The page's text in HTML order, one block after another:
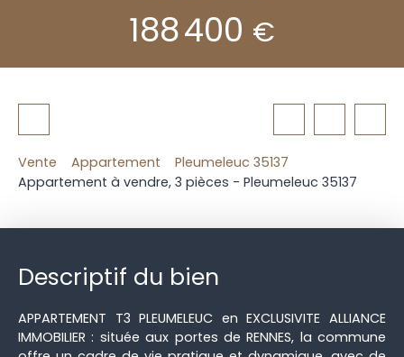
188 400 €
Vente Appartement
Pleumeleuc 35137
Appartement à vendre, 3 pièces - Pleumeleuc 35137
Descriptif du bien
APPARTEMENT T3 PLEUMELEUC en EXCLUSIVITE ALLIANCE
IMMOBILIER : située aux portes de RENNES, la commune